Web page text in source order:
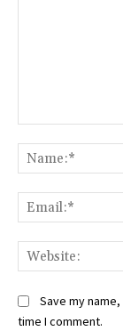
Save my
time I comment.